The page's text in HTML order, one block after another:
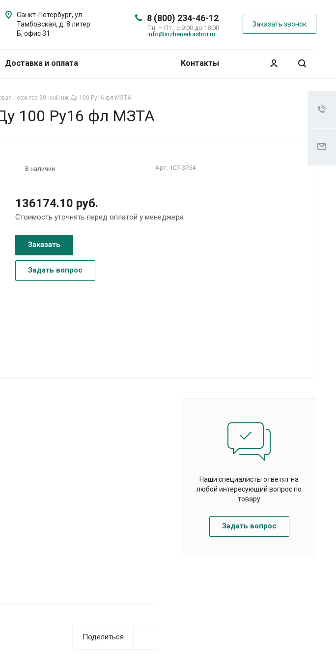
8 (800) 234-46-12
Пн. – Пт.: с 9:00 до 18:00
info@inzhenerkastroi.ru
Заказать звонок
Санкт-Петербург, ул.
Тамбовская, д. 8 литер
Б, офис 31
Доставка и оплата Контакты
нерж газ 30нж41нж Ду 100 Ру16 фл МЗТА
100 Ру16 фл МЗТА
В наличии Арт. 107-3754
136174.10 руб.
Стоимость уточнять перед оплатой у менеджера
Заказать
Задать вопрос
Наши специалисты ответят на
любой интересующий вопрос по
товару
Задать вопрос
Поделиться